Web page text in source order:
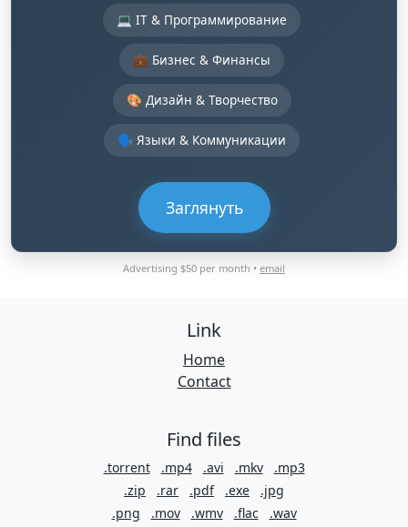
💻 IT & Программирование
💼 Бизнес & Финансы
🎨 Дизайн & Творчество
🗣️ Языки & Коммуникации
Заглянуть
Advertising $50 per month • email
Link
Home
Contact
Find files
.torrent .mp4 .avi .mkv
.mp3
.zip
.rar .pdf .exe
.jpg
.png
.mov .wmv .flac .wav